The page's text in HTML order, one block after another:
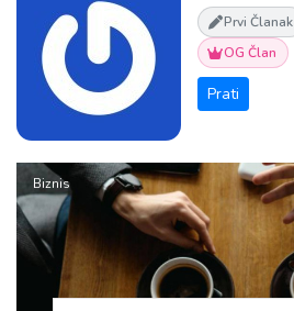
Prvi Članak
OG Član
Biznis